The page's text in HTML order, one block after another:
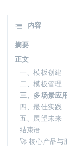
内容
摘要
正文
一、模板创建
二、模板管理
三、多场景应
四、最佳实践
五、展望未来
结束语
🚀 核心产品与